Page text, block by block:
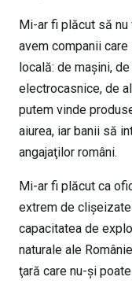
Mi-ar fi plăcut să nu
avem companii
locală: de maşini,
electrocasnice, de
putem vinde
aiurea, iar banii să
angajaţilor români.
Mi-ar fi plăcut ca
extrem de
capacitatea de
naturale ale
ţară care nu-şi